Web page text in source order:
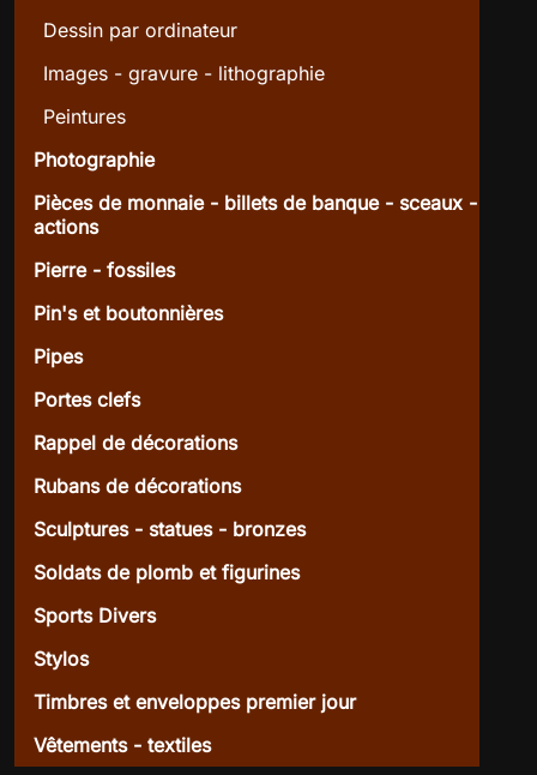
Dessin par ordinateur
Images - gravure - lithographie
Peintures
Photographie
Pièces de monnaie - billets de banque - sceaux -
actions
Pierre - fossiles
Pin's et boutonnières
Pipes
Portes clefs
Rappel de décorations
Rubans de décorations
Sculptures - statues - bronzes
Soldats de plomb et figurines
Sports Divers
Stylos
Timbres et enveloppes premier jour
Vêtements - textiles